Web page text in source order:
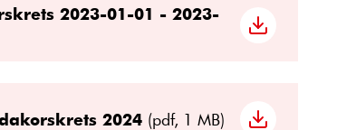
2023-01-01 - 2023-
2024 (pdf, 1 MB)